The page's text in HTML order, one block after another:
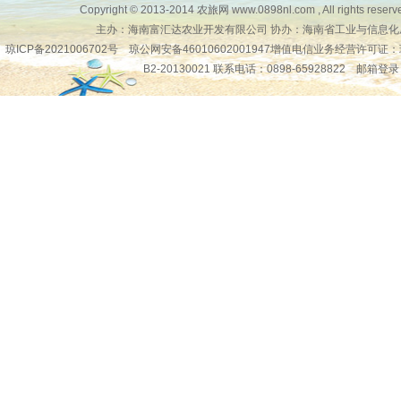
Copyright © 2013-2014农旅网www.0898nl.com , All rights
主办：海南富汇达农业开发有限公司 协办：海南省工业与信息
琼ICP备2021006702号琼公网安备46010602001947增值电信业务经营许可证：
B2-20130021 联系电话：0898-65928822邮箱登录